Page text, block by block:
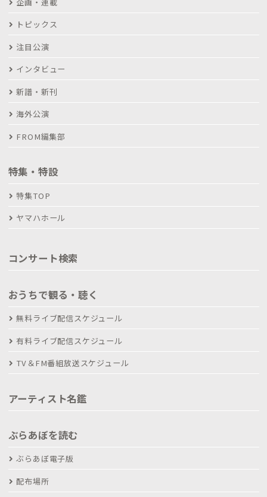
トピックス
注目公演
インタビュー
新譜・新刊
海外公演
FROM編集部
特集・特設
特集TOP
ヤマハホール
コンサート検索
おうちで観る・聴く
無料ライブ配信スケジュール
有料ライブ配信スケジュール
TV＆FM番組放送スケジュール
アーティスト名鑑
ぶらあぼを読む
ぶらあぼ電子版
配布場所